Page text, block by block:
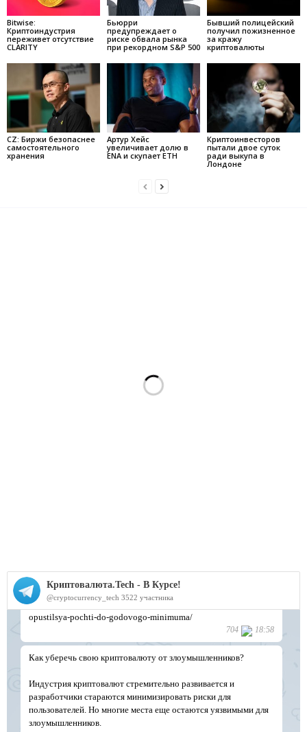
Bitwise:
Криптоиндустрия
переживет отсутствие
CLARITY
Бьюрри
предупреждает о
риске обвала рынка
при рекордном S&P 500
Бывший полицейский
получил пожизненное
за кражу
криптовалюты
CZ: Биржи безопаснее
самостоятельного
хранения
Артур Хейс
увеличивает долю в
ENA и скупает ETH
Криптоинвесторов
пытали двое суток
ради выкупа в
Лондоне